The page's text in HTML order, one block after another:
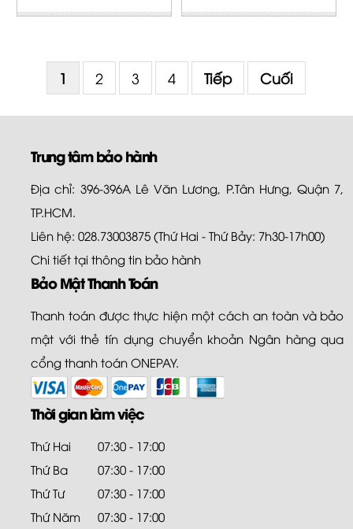
1 2 3 4 Tiếp Cuối
Trung tâm bảo hành
Địa chỉ: 396-396A Lê Văn Lương, P.Tân Hưng, Quận 7,
TP.HCM.
Liên hệ: 028.73003875 (Thứ Hai - Thứ Bảy: 7h30-17h00)
Chi tiết tại thông tin bảo hành
Bảo Mật Thanh Toán
Thanh toán được thực hiện một cách an toàn và bảo
mật với thẻ tín dụng chuyển khoản Ngân hàng qua
cổng thanh toán ONEPAY.
Thời gian làm việc
Thứ Hai
07:30 - 17:00
Thứ Ba
07:30 - 17:00
Thứ Tư
07:30 - 17:00
Thứ Năm
07:30 - 17:00